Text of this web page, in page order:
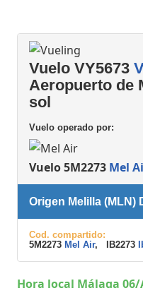
Vuelo VY5673
Aeropuerto de
sol
Vuelo operado por:
Vuelo 5M2273 Mel
Origen Melilla (MLN)
Cod. compartido:
5M2273 Mel Air, IB2273
Hora local Málaga 06/